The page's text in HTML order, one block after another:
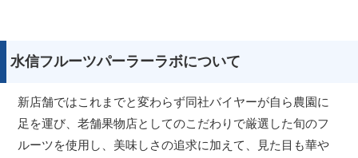
水信フルーツパーラーラボについて
新店舗ではこれまでと変わらず同社バイヤーが自ら農園に
足を運び、老舗果物店としてのこだわりで厳選した旬のフ
ルーツを使用し、美味しさの追求に加えて、見た目も華や